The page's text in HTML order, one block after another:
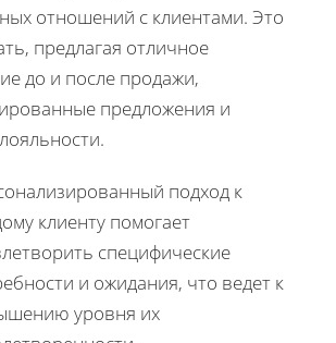
отношений с клиентами. Это
предлагая отличное
до и после продажи,
предложения и
подход к
клиенту помогает
специфические
и ожидания, что ведет к
уровня их